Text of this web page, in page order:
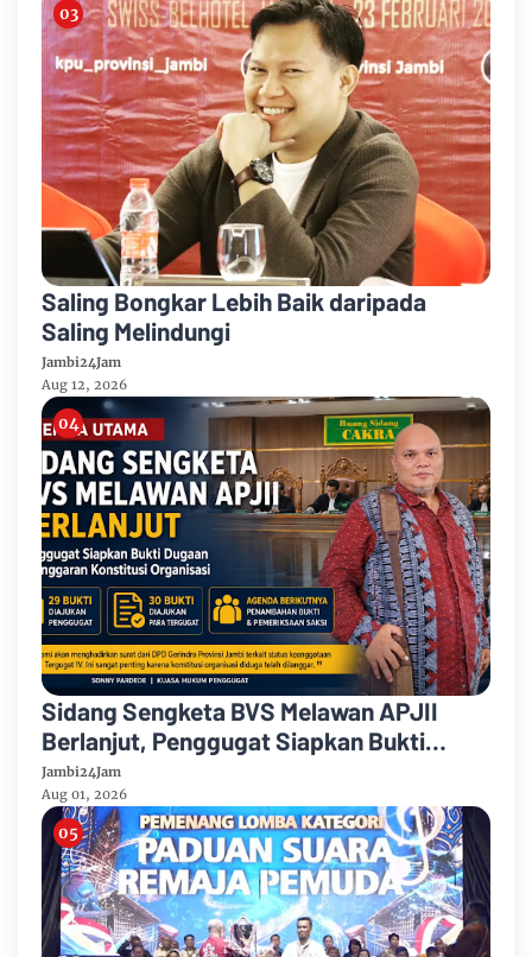
Saling Bongkar Lebih Baik daripada
Saling Melindungi
Jambi24Jam
Aug 12, 2026
Sidang Sengketa BVS Melawan APJII
Berlanjut, Penggugat Siapkan Bukti
Dugaan Pelanggaran Konstitusi
Organisasi
Jambi24Jam
Aug 01, 2026